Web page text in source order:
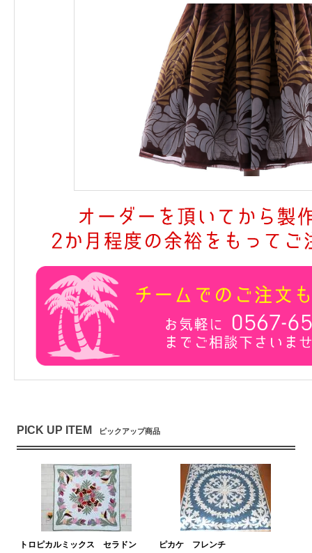
PICK UP ITEM ピックアップ商品
トロピカルミックス セラドン ピカケ フレンチ